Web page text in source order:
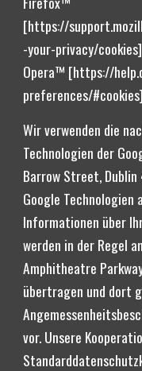
[https://
-your-privacy/cookies]
Opera™ [https://
preferences/#cookies]
Wir verwenden die
Technologien der
Barrow Street, Dublin
Google
Informationen über
werden in der Regel
Amphitheatre
übertragen und dort
vor. Unsere